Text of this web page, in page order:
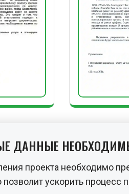
ДАННЫЕ
проекта необходимо
ускорить процесс